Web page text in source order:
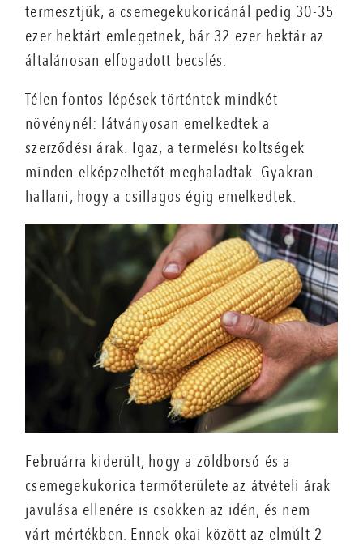
termesztjük, a csemegekukoricánál pedig 30-35
ezer hektárt emlegetnek, bár 32 ezer hektár az
általánosan elfogadott becslés.
Télen fontos lépések történtek mindkét
növénynél: látványosan emelkedtek a
szerződési árak. Igaz, a termelési költségek
minden elképzelhetőt meghaladtak. Gyakran
hallani, hogy a csillagos égig emelkedtek.
Februárra kiderült, hogy a zöldborsó és a
csemegekukorica termőterülete az átvételi árak
javulása ellenére is csökken az idén, és nem
várt mértékben. Ennek okai között az elmúlt 2